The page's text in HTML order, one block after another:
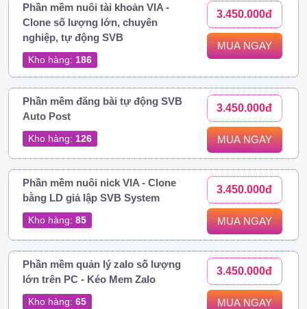
Phần mềm nuôi tài khoản VIA -
Clone số lượng lớn, chuyên
nghiệp, tự động SVB
Kho hàng: 186
3.450.000đ
MUA NGAY
Phần mềm đăng bài tự động SVB
Auto Post
Kho hàng: 126
3.450.000đ
MUA NGAY
Phần mềm nuôi nick VIA - Clone
bằng LD giả lập SVB System
Kho hàng: 85
3.450.000đ
MUA NGAY
Phần mềm quản lý zalo số lượng
lớn trên PC - Kéo Mem Zalo
Kho hàng: 65
3.450.000đ
MUA NGAY